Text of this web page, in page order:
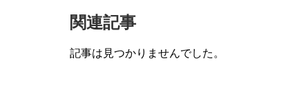
関連記事
記事は見つかりませんでした。